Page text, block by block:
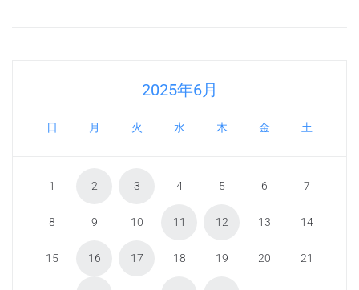
2025年6月
日 月 火 水 木 金 土
1 2 3 4 5 6 7
8 9 10 11 12 13 14
15 16 17 18 19 20 21